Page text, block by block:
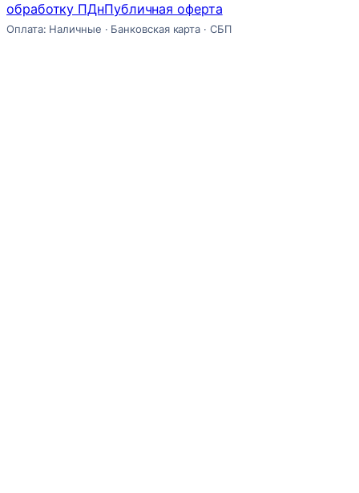
обработку ПДнПубличная оферта
Оплата: Наличные · Банковская карта · СБП